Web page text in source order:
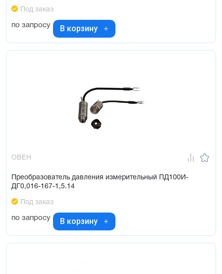
Под заказ
по запросу В корзину
ОВЕН
Преобразователь давления измерительный ПД100И-
ДГ0,016-167-1,5.14
Под заказ
по запросу В корзину